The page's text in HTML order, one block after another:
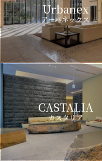
Urbanex
アーバネックス
CASTALIA
カスタリア